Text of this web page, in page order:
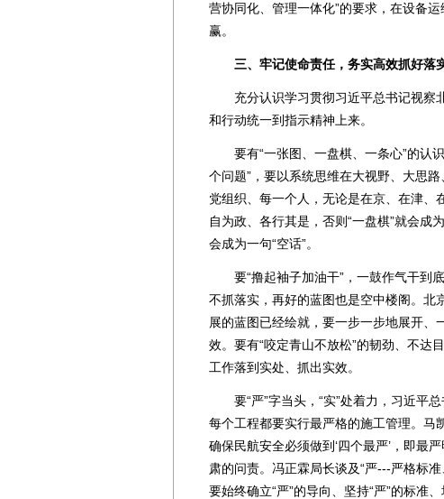
营协同化、管理一体化”的要求，在设备
赢。
三、牢记使命责任，务实高效抓好落
充分认识学习贯彻习近平总书记视察
和行动统一到指示精神上来。
要有“一张图、一盘棋、一条心”的认识
个问题”，要以系统思维在大视野、大思
党组织、每一个人，无论是在京、在津、
自为政、各行其是，否则“一盘棋”就会成
会成为一句“空话”。
要“撸起袖子加油干”，一鼓作气干到底
不抓落实，再好的蓝图也是空中楼阁。北
展的蓝图已经绘就，要一步一步地展开
效。要有“咬定青山不放松”的韧劲、不达
工作落到实处、抓出实效。
要“严”字当头，“实”处着力，习近平总
每个工程都要实行最严格的施工管理。马
确保民航安全必须做到‘四个最严’，即最
肃的问责。冯正霖局长谈及“严---严格标
要始终确立“严”的导向、坚持“严”的标准